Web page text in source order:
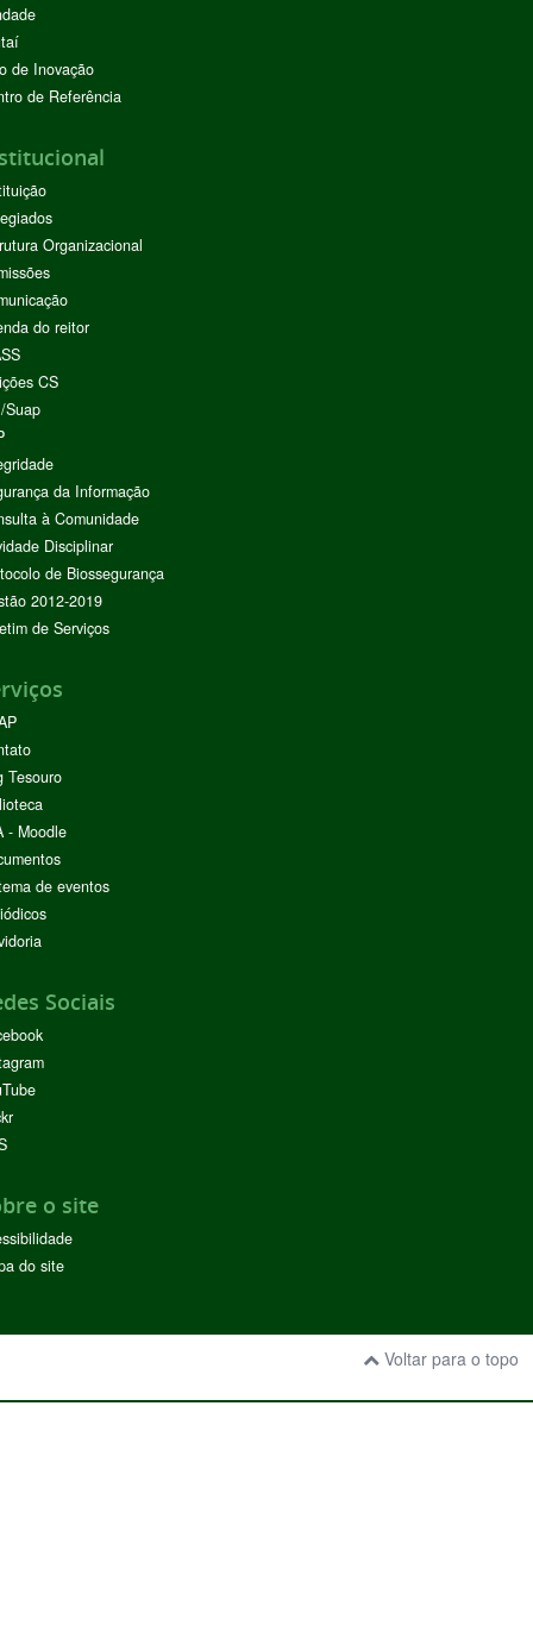
de Inovação
de Referência
Organizacional
do reitor
CS
Suap
da Informação
à Comunidade
Disciplinar
de Biossegurança
2012-2019
de Serviços
Tesouro
- Moodle
de eventos
Sociais
o site
do site
Voltar para o topo